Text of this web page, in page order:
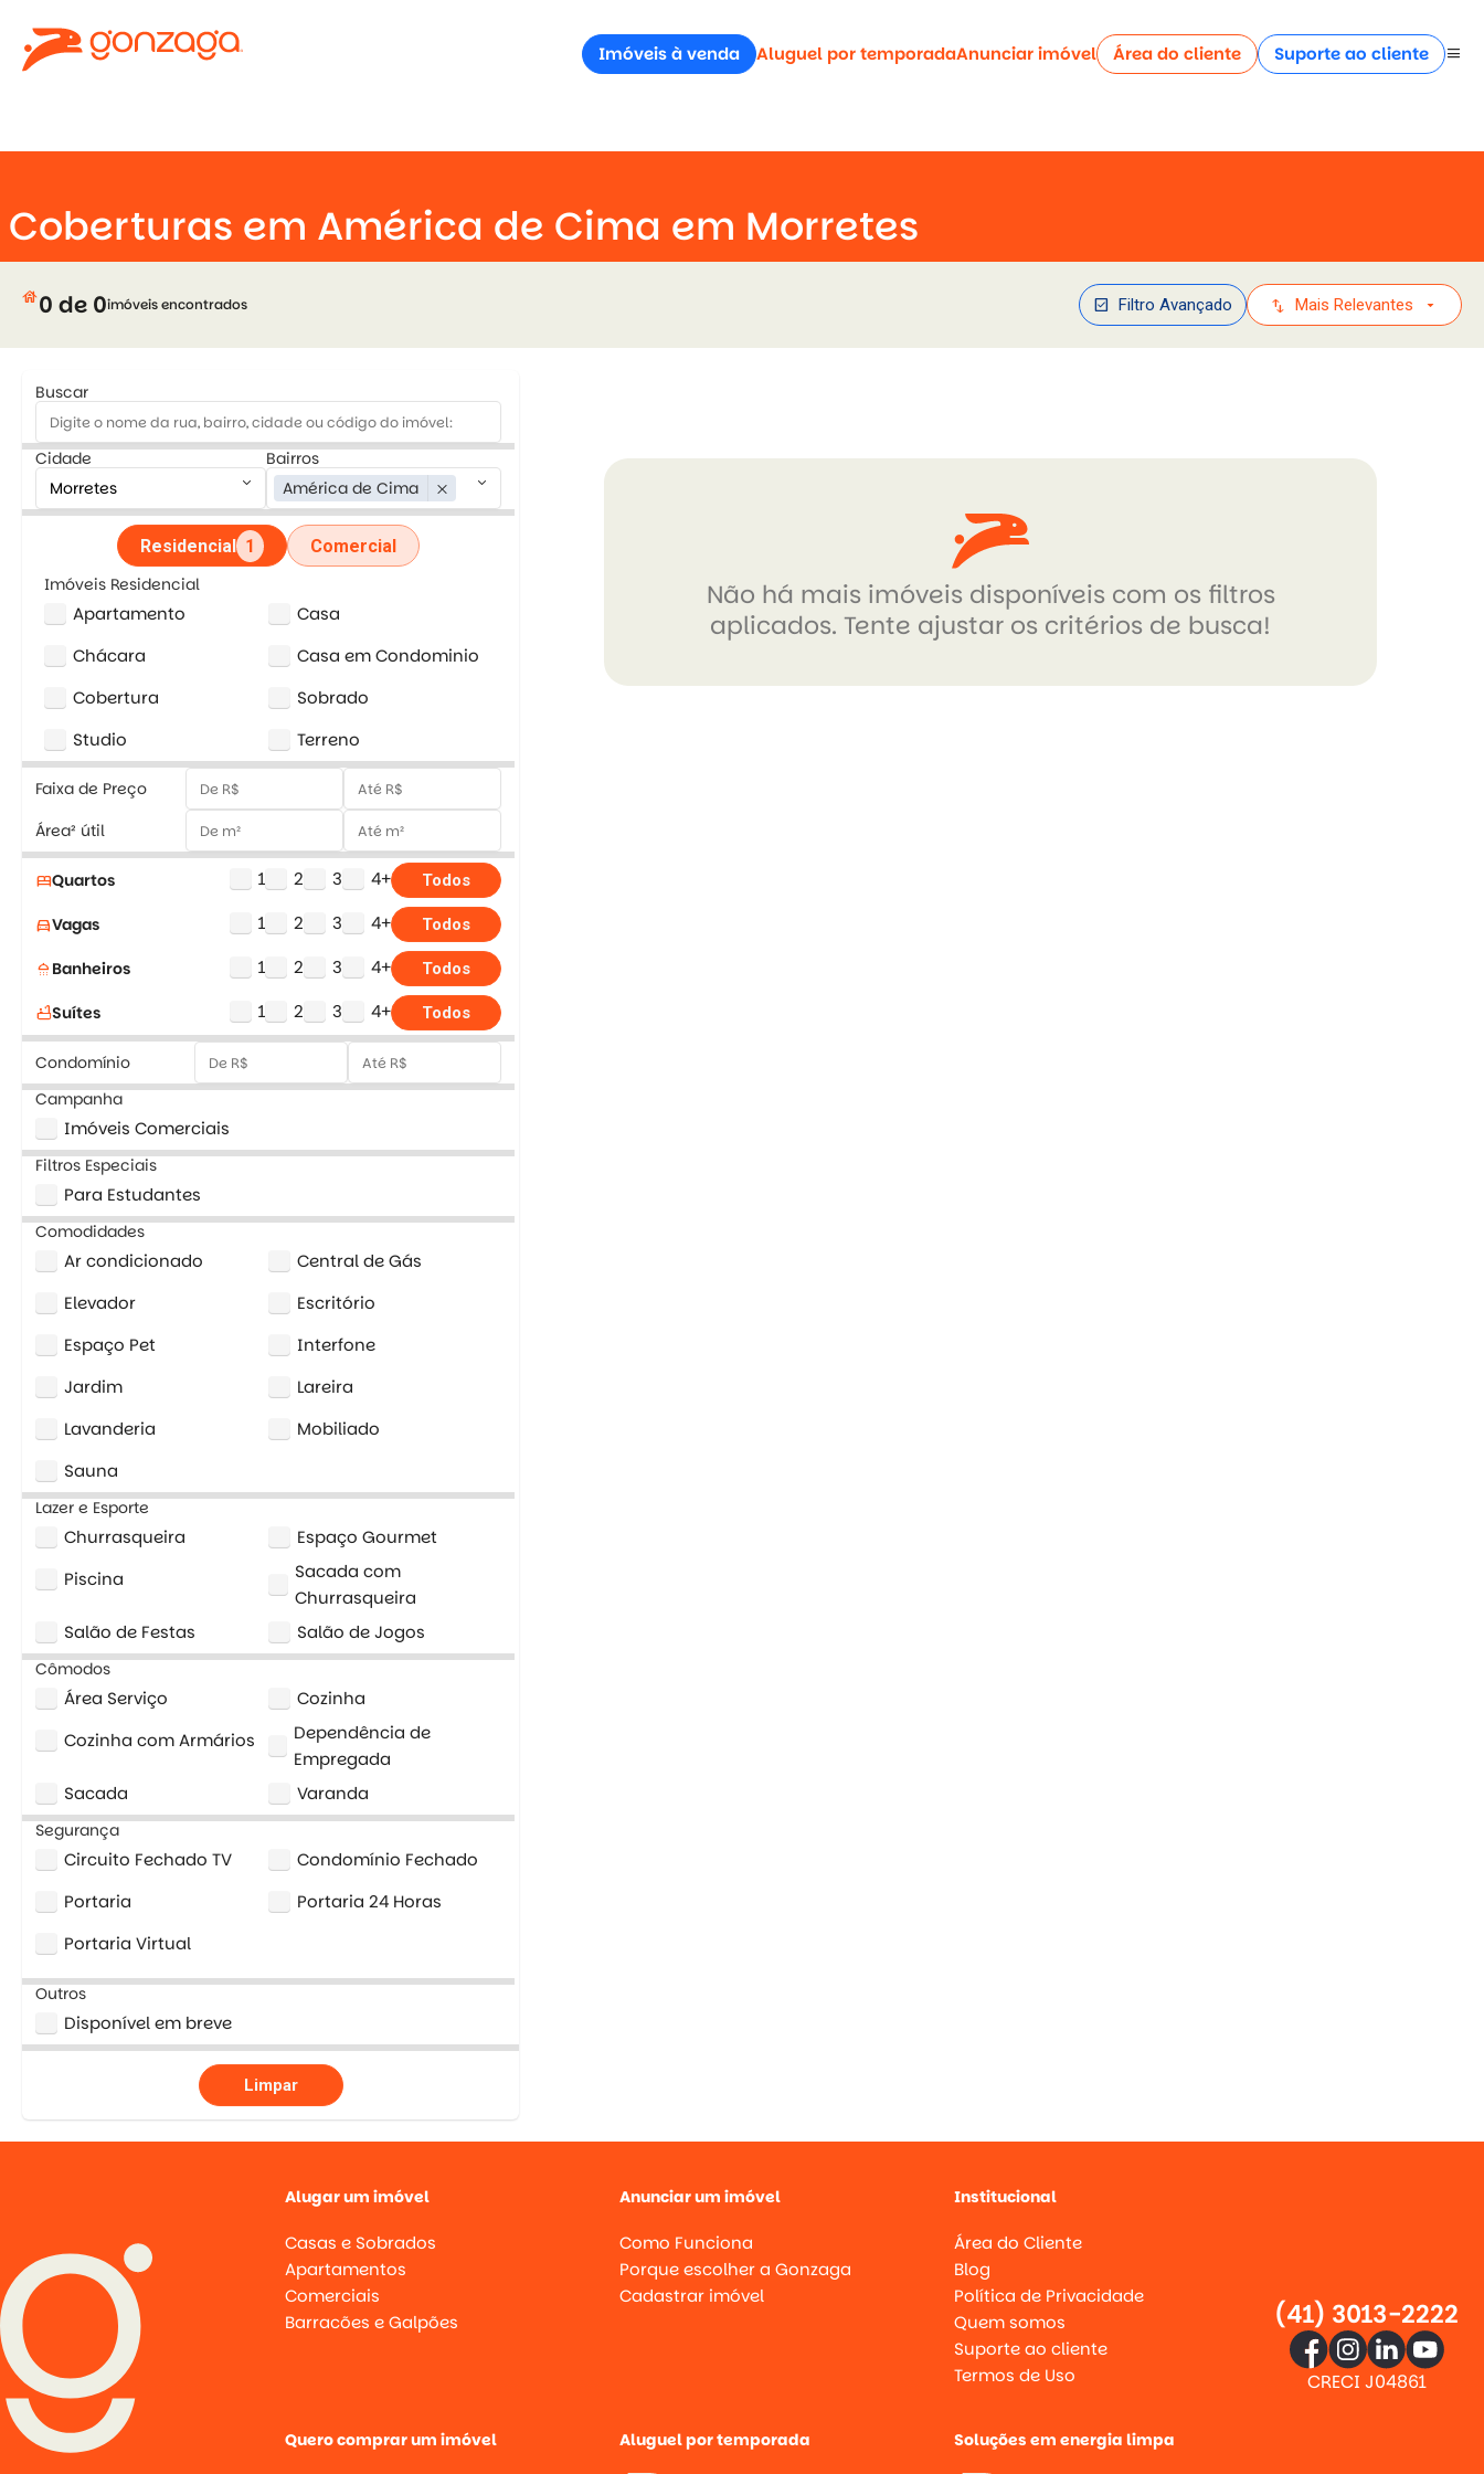
Imóveis à venda Aluguel por temporadaAnunciar imóvel Área do cliente Suporte ao cliente menu
Coberturas em América de Cima em Morretes
house0 de 0imóveis encontrados check_box Filtro Avançado swap_vert Mais Relevantes arrow_drop_down
Buscar
Cidade
keyboard_arrow_down
Bairros
América de Cima
close keyboard_arrow_down
Residencial 1 Comercial
Imóveis Residencial
Apartamento
Casa
Chácara
Casa em Condominio
Cobertura
Sobrado
Studio
Terreno
Faixa de Preço
Área² útil
bedQuartos 1 2 3 4+ Todos
directions_carVagas 1 2 3 4+ Todos
shower Banheiros 1 2 3 4+ Todos
bathtubSuítes 1 2 3 4+ Todos
Condomínio
Campanha
Imóveis Comerciais
Filtros Especiais
Para Estudantes
Comodidades
Ar condicionado
Central de Gás
Elevador
Escritório
Espaço Pet
Interfone
Jardim
Lareira
Lavanderia
Mobiliado
Sauna
Lazer e Esporte
Churrasqueira
Espaço Gourmet
Piscina
Sacada com
Churrasqueira
Salão de Festas
Salão de Jogos
Cômodos
Área Serviço
Cozinha
Cozinha com Armários
Dependência de
Empregada
Sacada
Varanda
Segurança
Circuito Fechado TV
Condomínio Fechado
Portaria
Portaria 24 Horas
Portaria Virtual
Outros
Disponível em breve
Limpar
Não há mais imóveis disponíveis com os filtros
aplicados. Tente ajustar os critérios de busca!
Alugar um imóvel
Casas e Sobrados
Apartamentos
Comerciais
Barracões e Galpões
Anunciar um imóvel
Como Funciona
Porque escolher a Gonzaga
Cadastrar imóvel
Institucional
Área do Cliente
Blog
Política de Privacidade
Quem somos
Suporte ao cliente
Termos de Uso
Quero comprar um imóvel Aluguel por temporada Soluções em energia limpa
(41) 3013-2222
CRECI J04861